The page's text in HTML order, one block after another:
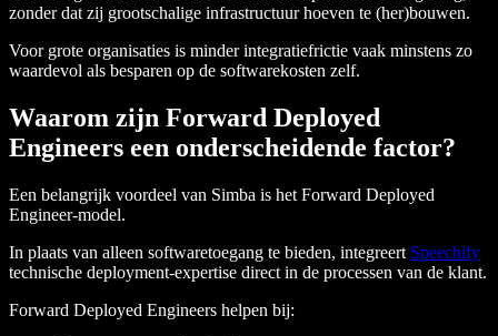
zonder dat zij grootschalige infrastructuur hoeven te (her)bouwen.
Voor grote organisaties is minder integratiefrictie vaak minstens zo
waardevol als besparen op de softwarekosten zelf.
Waarom zijn Forward Deployed
Engineers een onderscheidende factor?
Een belangrijk voordeel van Simba is het Forward Deployed
Engineer-model.
In plaats van alleen softwaretoegang te bieden, integreert Speechify
technische deployment-expertise direct in de processen van de klant.
Forward Deployed Engineers helpen bij: